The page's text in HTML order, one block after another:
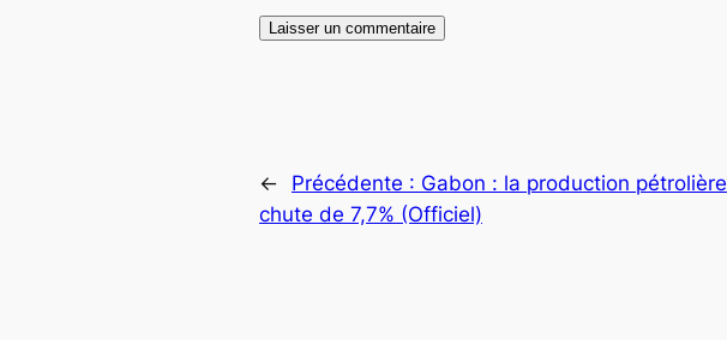
← Précédente : Gabon : la production pétrolière
chute de 7,7% (Officiel)